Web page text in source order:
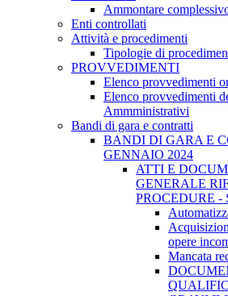
Ammontare
Enti controllati
Attività e procedimenti
Tipologie di
PROVVEDIMENTI
Elenco provvedimenti
Elenco provvedimenti
Ammministrativi
Bandi di gara e contratti
BANDI DI GARA E
GENNAIO 2024
ATTI E
GENERALE
PROCEDURE -
opere
Mancata